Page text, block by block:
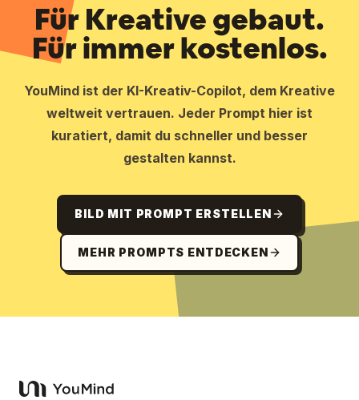
Für Kreative gebaut.
Für immer kostenlos.
YouMind ist der KI-Kreativ-Copilot, dem Kreative
weltweit vertrauen. Jeder Prompt hier ist
kuratiert, damit du schneller und besser
gestalten kannst.
BILD MIT PROMPT ERSTELLEN
MEHR PROMPTS ENTDECKEN